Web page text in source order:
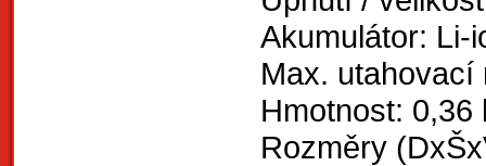
Akumulátor: Li-
Max. utahovací
Hmotnost: 0,36
Rozměry